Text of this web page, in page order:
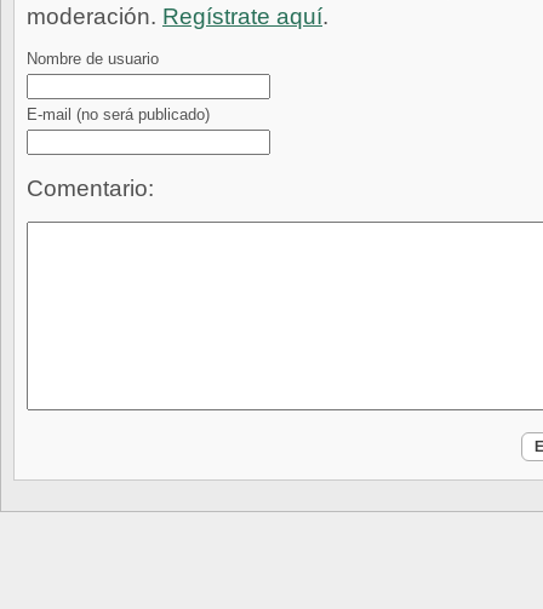
moderación. Regístrate aquí.
Nombre de usuario
E-mail (no será publicado)
Comentario: